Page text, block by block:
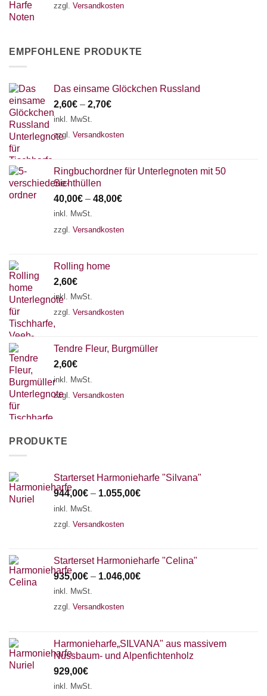
zzgl. Versandkosten
EMPFOHLENE PRODUKTE
Das einsame Glöckchen Russland
2,60€ – 2,70€
inkl. MwSt.
zzgl. Versandkosten
Ringbuchordner für Unterlegnoten mit 50
Sichthüllen
40,00€ – 48,00€
inkl. MwSt.
zzgl. Versandkosten
Rolling home
2,60€
inkl. MwSt.
zzgl. Versandkosten
Tendre Fleur, Burgmüller
2,60€
inkl. MwSt.
zzgl. Versandkosten
PRODUKTE
Starterset Harmonieharfe "Silvana"
944,00€ – 1.055,00€
inkl. MwSt.
zzgl. Versandkosten
Starterset Harmonieharfe "Celina"
935,00€ – 1.046,00€
inkl. MwSt.
zzgl. Versandkosten
Harmonieharfe„SILVANA" aus massivem
Nussbaum- und Alpenfichtenholz
929,00€
inkl. MwSt.